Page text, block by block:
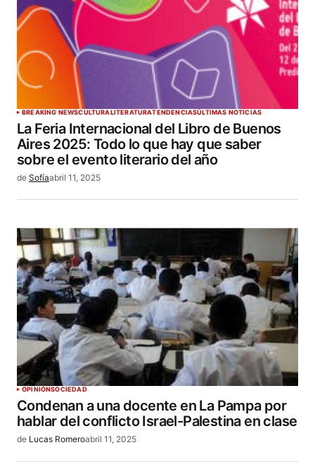
BREAKING NEWSCULTURALITERATURATENDENCIASÚLTIMAS NOTICIAS
La Feria Internacional del Libro de Buenos
Aires 2025: Todo lo que hay que saber
sobre el evento literario del año
de Sofíaabril 11, 2025
OPINIÓNSOCIEDAD
Condenan a una docente en La Pampa por
hablar del conflicto Israel-Palestina en clase
de Lucas Romeroabril 11, 2025